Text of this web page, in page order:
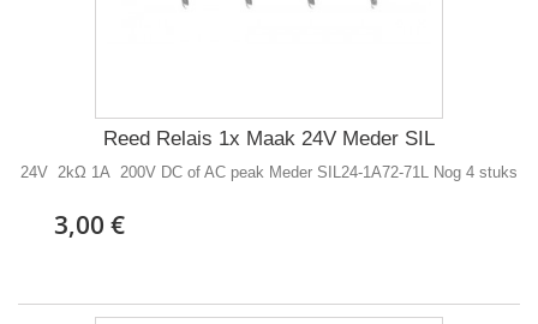
Reed Relais 1x Maak 24V Meder SIL
24V 2kΩ 1A 200V DC of AC peak Meder SIL24-1A72-71L Nog 4 stuks
3,00 €